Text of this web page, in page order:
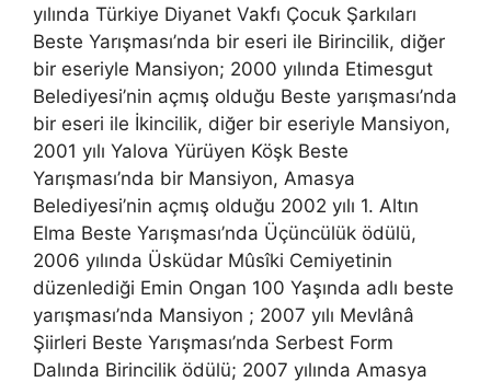
yılında Türkiye Diyanet Vakfı Çocuk Şarkıları
Beste Yarışması’nda bir eseri ile Birincilik, diğer
bir eseriyle Mansiyon; 2000 yılında Etimesgut
Belediyesi’nin açmış olduğu Beste yarışması’nda
bir eseri ile İkincilik, diğer bir eseriyle Mansiyon,
2001 yılı Yalova Yürüyen Köşk Beste
Yarışması’nda bir Mansiyon, Amasya
Belediyesi’nin açmış olduğu 2002 yılı 1. Altın
Elma Beste Yarışması’nda Üçüncülük ödülü,
2006 yılında Üsküdar Mûsîki Cemiyetinin
düzenlediği Emin Ongan 100 Yaşında adlı beste
yarışması’nda Mansiyon ; 2007 yılı Mevlânâ
Şiirleri Beste Yarışması’nda Serbest Form
Dalında Birincilik ödülü; 2007 yılında Amasya